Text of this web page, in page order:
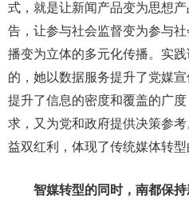
式，就是让新闻产品变为思想
告，让参与社会监督变为参与
播变为立体的多元化传播。实
的，她以数据服务提升了党媒
提升了信息的密度和覆盖的广
求，又为党和政府提供决策参
益双红利，体现了传统媒体转型
智媒转型的同时，南都保持